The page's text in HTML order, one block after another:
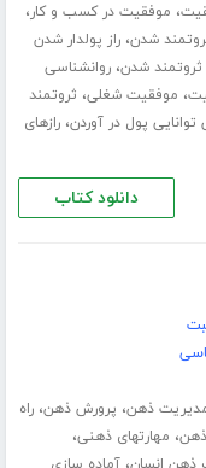
، موفقیت در کسب و کار،
شدن،راز پولدار شدن
ثروتمند شدن،روانشناسی
، موفقیت شغلی، ثروتمند
توانایی پول در آوردن،رازهای
دانلود کتاب
ذهن، پرورش ذهن،راه
، مهارت­های ذهنی،